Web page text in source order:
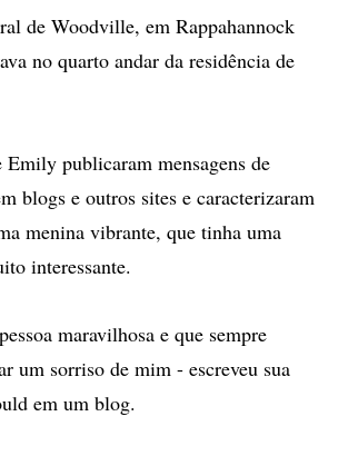
de Woodville, em Rappahannock
no quarto andar da residência de
publicaram mensagens de
blogs e outros sites e caracterizaram
menina vibrante, que tinha uma
interessante.
maravilhosa e que sempre
um sorriso de mim - escreveu sua
em um blog.